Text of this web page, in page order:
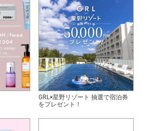
GRL×星野リゾート 抽選で宿泊券
をプレゼント！